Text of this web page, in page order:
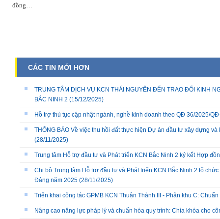
đồng…
CÁC TIN MỚI HƠN
TRUNG TÂM DỊCH VỤ KCN THÁI NGUYÊN ĐẾN TRAO ĐỔI KINH
BẮC NINH 2 (15/12/2025)
Hỗ trợ thủ tục cập nhật ngành, nghề kinh doanh theo QĐ 36/2025/
THÔNG BÁO Về việc thu hồi đất thực hiện Dự án đầu tư xây dựng
(28/11/2025)
Trung tâm Hỗ trợ đầu tư và Phát triển KCN Bắc Ninh 2 ký kết Hợp
Chi bộ Trung tâm Hỗ trợ đầu tư và Phát triển KCN Bắc Ninh 2 tổ
Đảng năm 2025 (28/11/2025)
Triển khai công tác GPMB KCN Thuận Thành III - Phân khu C:
Nâng cao năng lực pháp lý và chuẩn hóa quy trình: Chìa khóa cho